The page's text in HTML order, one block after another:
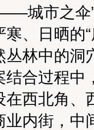
城市之伞
、日晒的
丛林中的洞
结合过程中
在西北角
业内街，